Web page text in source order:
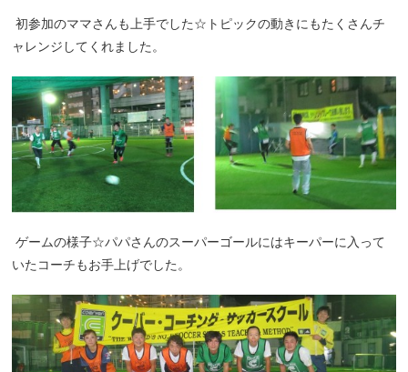
初参加のママさんも上手でした☆トピックの動きにもたくさんチ
ャレンジしてくれました。
ゲームの様子☆パパさんのスーパーゴールにはキーパーに入って
いたコーチもお手上げでした。